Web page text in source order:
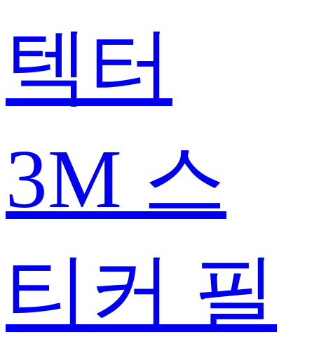
텍터
3M 스
티커 필